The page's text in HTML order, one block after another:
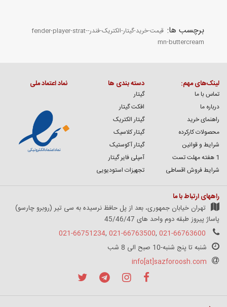
برچسب ها:
قیمت-خرید-گیتار-الکتریک-فندر-fender-player-strat-
mn-buttercream
لینک‌های مهم:
تماس با ما
درباره ما
راهنمای خرید
محصولات کارکرده
شرایط و قوانین
1 هفته مهلت تست
شرایط فروش اقساطی
دسته بندی ها
گیتار
افکت گیتار
گیتار الکتریک
گیتار کلاسیک
گیتار آکوستیک
آمپلی فایر گیتار
تجهیزات استودیویی
نماد اعتماد ملی
راههای ارتباط با ما
تهران خیابان جمهوری، بعد از پل حافظ نرسیده به سی تیر (روبرو چارسو)
پاساژ پیروز طبقه دوم واحد های 45/46/47
021-66763600
,
021-66763500
,
021-66751234
شنبه تا پنج شنبه-10 صبح الی 8 شب
info[at]sazforoosh.com